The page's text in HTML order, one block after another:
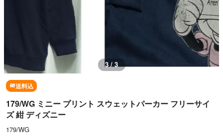
3 / 3
送料込
179/WG ミニー プリント スウェットパーカー フリーサイ
ズ 紺 ディズニー
179/WG